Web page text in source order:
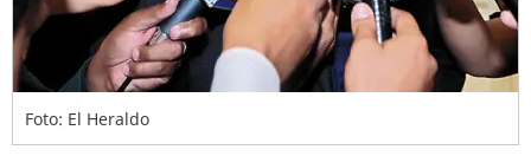
Foto: El Heraldo